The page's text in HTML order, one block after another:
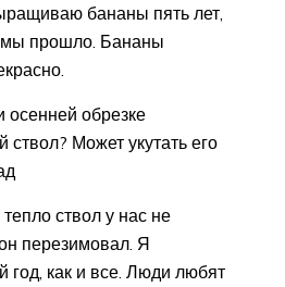
бананы пять лет,
прошло. Бананы
осенней обрезке
ствол? Может укутать его
тепло ствол у нас не
перезимовал. Я
год, как и все. Люди любят